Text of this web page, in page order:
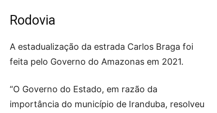
Rodovia
A estadualização da estrada Carlos Braga foi
feita pelo Governo do Amazonas em 2021.
“O Governo do Estado, em razão da
importância do município de Iranduba, resolveu